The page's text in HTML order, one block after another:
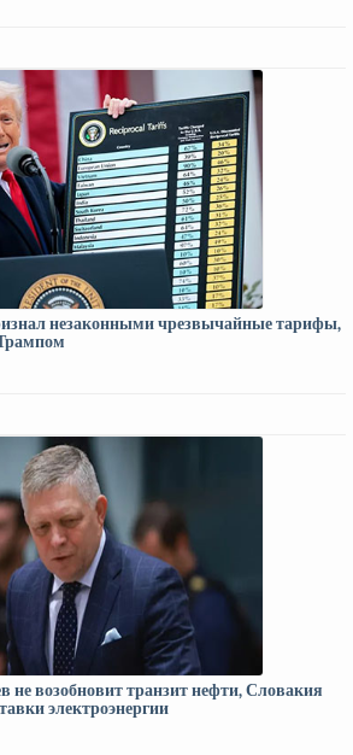
незаконными чрезвычайные тарифы,
не возобновит транзит нефти, Словакия
электроэнергии